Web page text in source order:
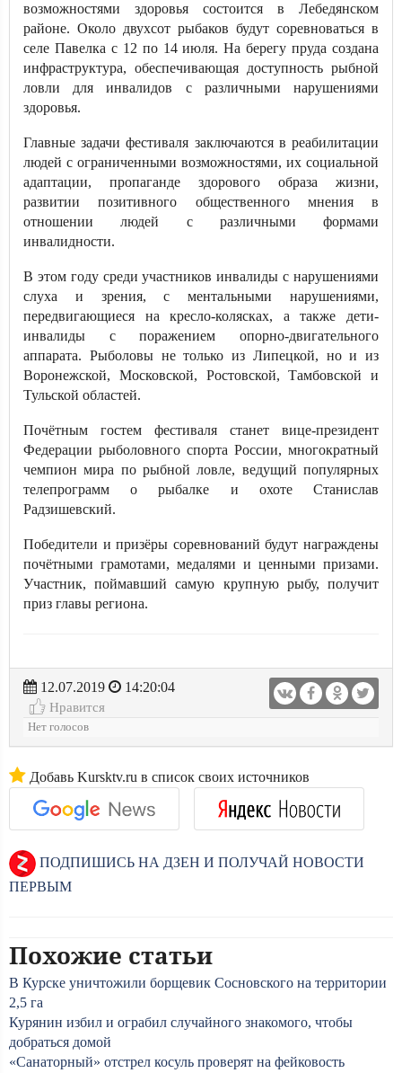
возможностями здоровья состоится в Лебедянском
районе. Около двухсот рыбаков будут соревноваться в
селе Павелка с 12 по 14 июля. На берегу пруда создана
инфраструктура, обеспечивающая доступность рыбной
ловли для инвалидов с различными нарушениями
здоровья.
Главные задачи фестиваля заключаются в реабилитации
людей с ограниченными возможностями, их социальной
адаптации, пропаганде здорового образа жизни,
развитии позитивного общественного мнения в
отношении людей с различными формами
инвалидности.
В этом году среди участников инвалиды с нарушениями
слуха и зрения, с ментальными нарушениями,
передвигающиеся на кресло-колясках, а также дети-
инвалиды с поражением опорно-двигательного
аппарата. Рыболовы не только из Липецкой, но и из
Воронежской, Московской, Ростовской, Тамбовской и
Тульской областей.
Почётным гостем фестиваля станет вице-президент
Федерации рыболовного спорта России, многократный
чемпион мира по рыбной ловле, ведущий популярных
телепрограмм о рыбалке и охоте Станислав
Радзишевский.
Победители и призёры соревнований будут награждены
почётными грамотами, медалями и ценными призами.
Участник, поймавший самую крупную рыбу, получит
приз главы региона.
12.07.2019
14:20:04
Нравится
Нет голосов
Добавь Kursktv.ru в список своих источников
ПОДПИШИСЬ НА ДЗЕН И ПОЛУЧАЙ НОВОСТИ
ПЕРВЫМ
Похожие статьи
В Курске уничтожили борщевик Сосновского на территории
2,5 га
Курянин избил и ограбил случайного знакомого, чтобы
добраться домой
«Санаторный» отстрел косуль проверят на фейковость